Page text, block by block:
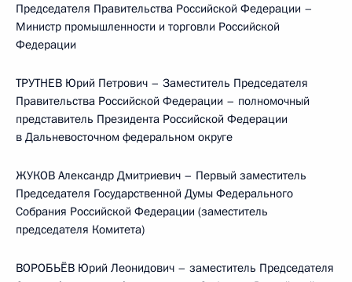
Председателя Правительства Российской Федерации –
Министр промышленности и торговли Российской
Федерации
ТРУТНЕВ Юрий Петрович – Заместитель Председателя
Правительства Российской Федерации – полномочный
представитель Президента Российской Федерации
в Дальневосточном федеральном округе
ЖУКОВ Александр Дмитриевич – Первый заместитель
Председателя Государственной Думы Федерального
Собрания Российской Федерации (заместитель
председателя Комитета)
ВОРОБЬЁВ Юрий Леонидович – заместитель Председателя